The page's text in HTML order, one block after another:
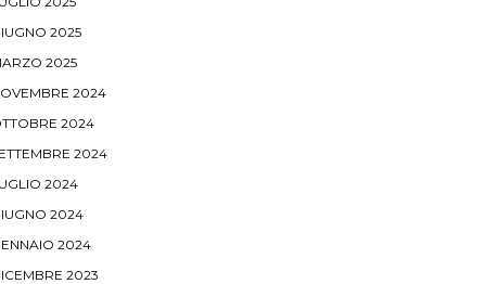
2025
2025
2024
2024
2024
2024
2024
2024
2023